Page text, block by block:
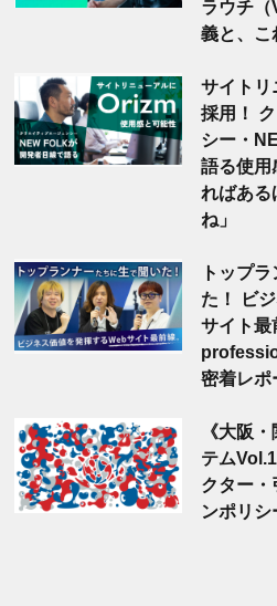
ラウチ
義と、こ
サイトリ
採用！
シー・
語る使用
ればある
ね」
トップ
た！ ビ
サイト最
密着レポ
《大阪
テム
クター・
ンポリシ